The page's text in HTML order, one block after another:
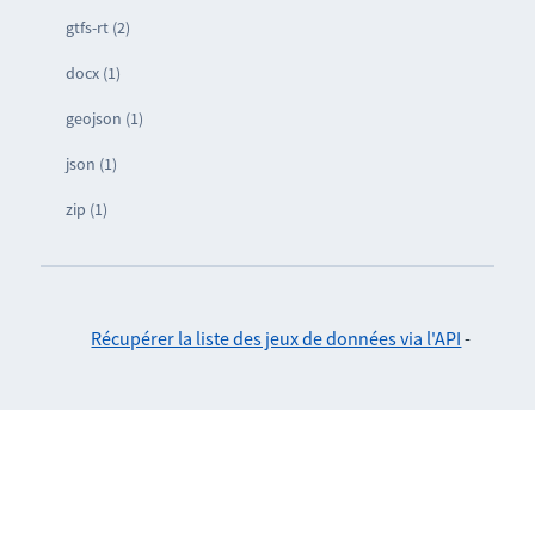
gtfs-rt (2)
docx (1)
geojson (1)
json (1)
zip (1)
Récupérer la liste des jeux de données via l'API -